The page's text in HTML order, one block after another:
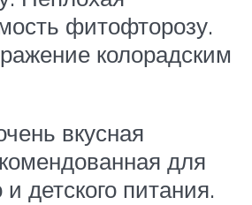
фитофторозу.
колорадским
вкусная
для
и детского питания.